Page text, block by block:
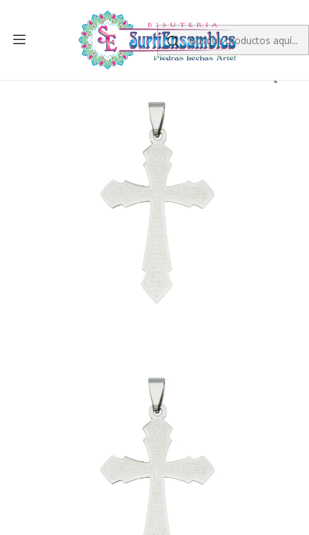
ACERO
ACERO PLATEADO CRUZ PADRE NUESTRO 50*30*1M